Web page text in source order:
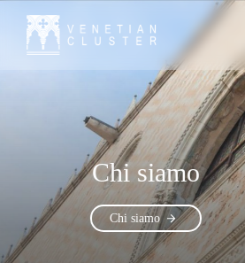
Chi siamo
Chi siamo